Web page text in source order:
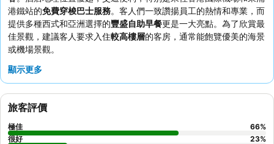
港鐵站的免費穿梭巴士服務。客人們一致讚揚員工的熱情和專業，而
提供多種西式和亞洲選擇的豐盛自助早餐更是一大亮點。為了欣賞最
佳景觀，建議客人要求入住較高樓層的客房，通常能飽覽優美的海景
或機場景觀。
顯示更多
旅客評價
極佳 66%
很好
23%